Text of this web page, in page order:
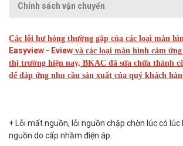
Chính sách vận chuyển
Các lỗi hư hỏng thường gặp của các loại màn
Easyview - Eview và các loại màn hình cảm
thị trường hiện nay, BKAC đã sửa chữa thành
để đáp ứng nhu cầu sản xuất của quý khách
+ Lỗi mất nguồn, lỗi nguồn chập chờn lúc có
nguồn do cấp nhầm điện áp.